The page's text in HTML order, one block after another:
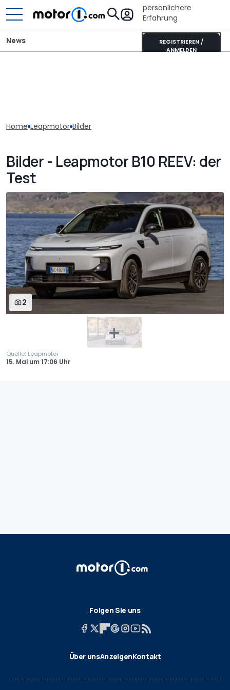
persönlichere
Erfahrung
REGISTRIEREN /
ANMELDEN
News
Home Leapmotor Bilder
Bilder - Leapmotor B10 REEV: der
Test
2
Quelle: Leapmotor
15. Mai um17:06 Uhr
Folgen Sie uns
Über unsAnzeigenKontakt